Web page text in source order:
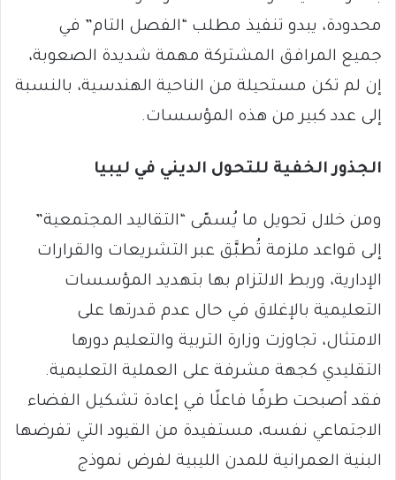
محدودة، يبدو تنفيذ مطلب “الفصل التام” في
جميع المرافق المشتركة مهمة شديدة الصعوبة،
إن لم تكن مستحيلة من الناحية الهندسية، بالنسبة
إلى عدد كبير من هذه المؤسسات.
الجذور الخفية للتحول الديني في ليبيا
ومن خلال تحويل ما يُسمّى “التقاليد المجتمعية”
إلى قواعد ملزمة تُطبَّق عبر التشريعات والقرارات
الإدارية، وربط الالتزام بها بتهديد المؤسسات
التعليمية بالإغلاق في حال عدم قدرتها على
الامتثال، تجاوزت وزارة التربية والتعليم دورها
التقليدي كجهة مشرفة على العملية التعليمية.
فقد أصبحت طرفًا فاعلًا في إعادة تشكيل الفضاء
الاجتماعي نفسه، مستفيدة من القيود التي تفرضها
البنية العمرانية للمدن الليبية لفرض نموذج